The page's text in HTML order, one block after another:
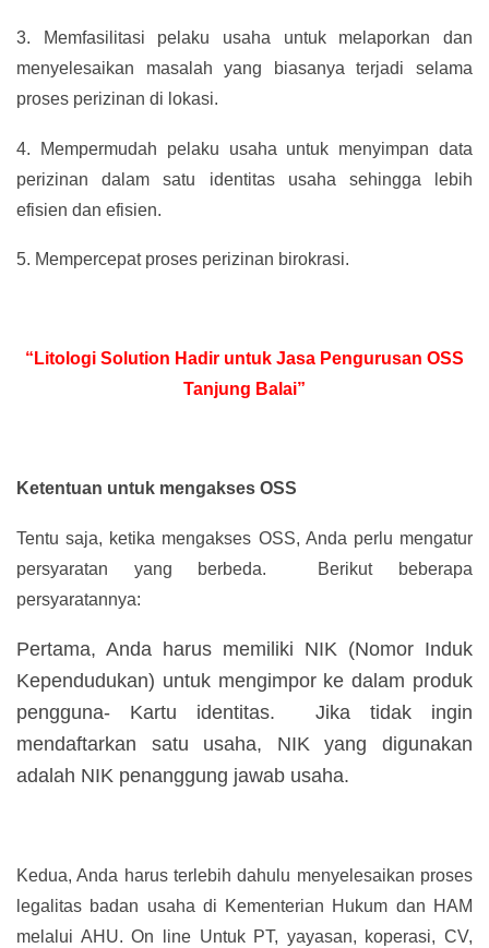
3.
Memfasilitasi pelaku usaha untuk melaporkan dan
menyelesaikan masalah yang biasanya terjadi selama
proses perizinan di lokasi.
4.
Mempermudah pelaku usaha untuk menyimpan data
perizinan dalam satu identitas usaha sehingga lebih
efisien dan efisien.
5. Mempercepat proses perizinan birokrasi.
“Litologi Solution Hadir untuk Jasa Pengurusan OSS
Tanjung Balai”
Ketentuan untuk mengakses OSS
Tentu saja, ketika mengakses OSS, Anda perlu mengatur
persyaratan yang berbeda. Berikut beberapa
persyaratannya:
Pertama, Anda harus memiliki NIK (Nomor Induk
Kependudukan) untuk mengimpor ke dalam produk
pengguna- Kartu identitas. Jika tidak ingin
mendaftarkan satu usaha, NIK yang digunakan
adalah NIK penanggung jawab usaha.
Kedua, Anda harus terlebih dahulu menyelesaikan proses
legalitas badan usaha di Kementerian Hukum dan HAM
melalui AHU. On line Untuk PT, yayasan, koperasi, CV,